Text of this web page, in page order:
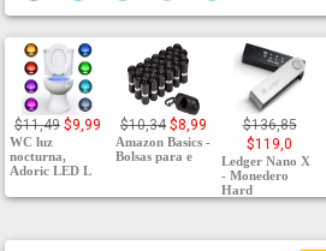
$11,49 $9,99
WC luz
nocturna,
Adoric LED L
$10,34 $8,99
Amazon Basics -
Bolsas para e
$136,85
$119,0
Ledger Nano X
- Monedero
Hard